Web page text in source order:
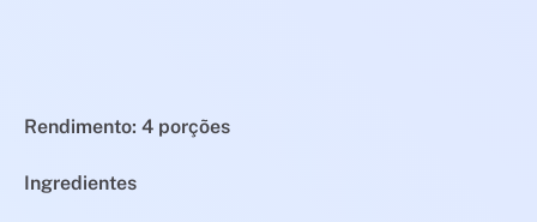
Rendimento: 4 porções
Ingredientes